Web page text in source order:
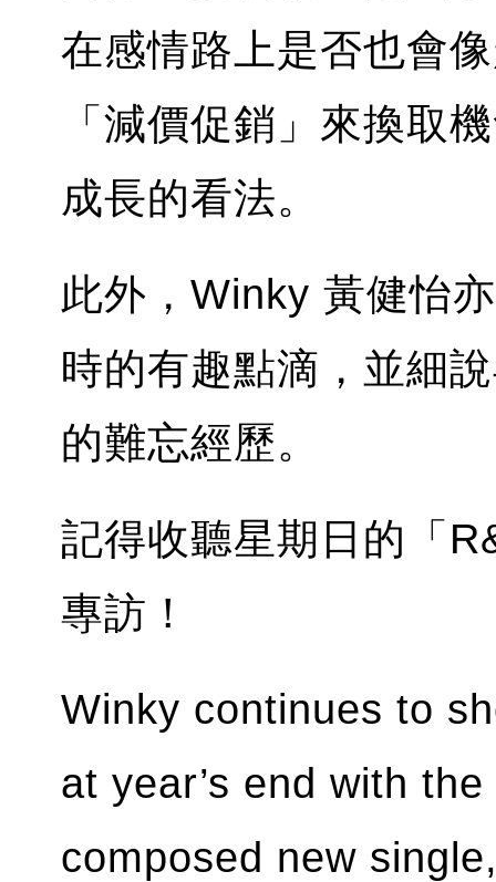
在感情路上是否也會
「減價促銷」來換取
成長的看法。
此外，Winky 黃健怡
時的有趣點滴，並細
的難忘經歷。
記得收聽星期日的「
專訪！
Winky continues to
at year’s end with
composed new